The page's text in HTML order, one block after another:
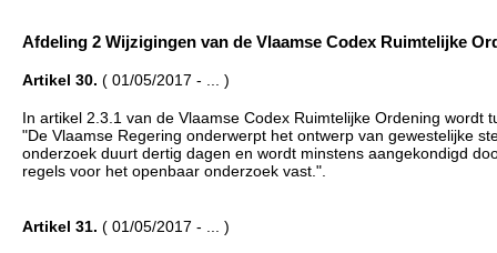
Afdeling 2 Wijzigingen van de Vlaamse Codex Ruimtelijke
Artikel 30. ( 01/05/2017 - ... )
In artikel 2.3.1 van de Vlaamse Codex Ruimtelijke Ordening
"De Vlaamse Regering onderwerpt het ontwerp van gewestelijke
onderzoek duurt dertig dagen en wordt minstens aangekondigd
regels voor het openbaar onderzoek vast.".
Artikel 31. ( 01/05/2017 - ... )